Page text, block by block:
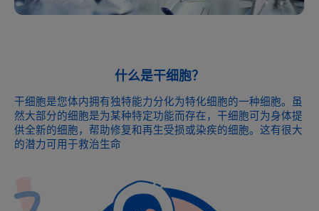
什么是干细胞？
干细胞是您体内拥有独特能力分化为特化细胞的一种细胞。虽
然大部分的细胞是为某种特定功能而存在，干细胞可为身体提
供全新的细胞，帮助修复和再生受损或染疾的细胞。这有很大
的潜力可用于救治生命